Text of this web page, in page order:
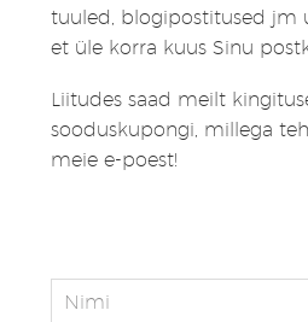
tuuled, blogipostitused jm
et üle korra kuus Sinu
Liitudes saad meilt
sooduskupongi, millega
meie e-poest!